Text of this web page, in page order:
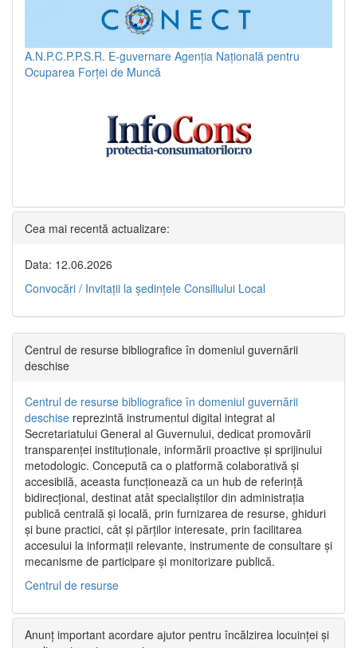
A.N.P.C.P.P.S.R. E-guvernare Agenția Națională pentru
Ocuparea Forței de Muncă
Cea mai recentă actualizare:
Data: 12.06.2026
Convocări / Invitaţii la şedinţele Consiliului Local
Centrul de resurse bibliografice în domeniul guvernării
deschise
Centrul de resurse bibliografice în domeniul guvernării
deschise reprezintă instrumentul digital integrat al
Secretariatului General al Guvernului, dedicat promovării
transparenței instituționale, informării proactive și sprijinului
metodologic. Concepută ca o platformă colaborativă și
accesibilă, aceasta funcționează ca un hub de referință
bidirecțional, destinat atât specialiștilor din administrația
publică centrală și locală, prin furnizarea de resurse, ghiduri
și bune practici, cât și părților interesate, prin facilitarea
accesului la informații relevante, instrumente de consultare și
mecanisme de participare și monitorizare publică.
Centrul de resurse
Anunț important acordare ajutor pentru încălzirea locuinței și